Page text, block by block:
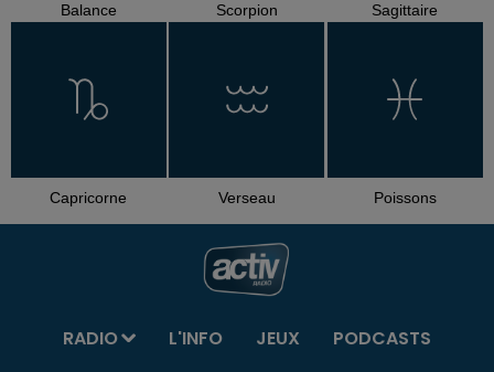
Balance Scorpion Sagittaire
Capricorne Verseau Poissons
RADIO L'INFO JEUX
PODCASTS